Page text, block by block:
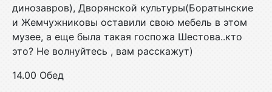
динозавров), Дворянской культуры(Боратынские
и Жемчужниковы оставили свою мебель в этом
музее, а еще была такая госпожа Шестова..кто
это? Не волнуйтесь , вам расскажут)
14.00 Обед